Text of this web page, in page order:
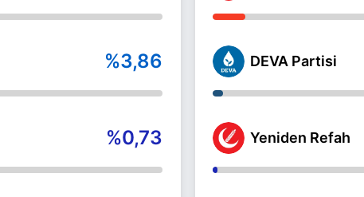
%3,86
%0,73
DEVA Partisi
Yeniden Refah